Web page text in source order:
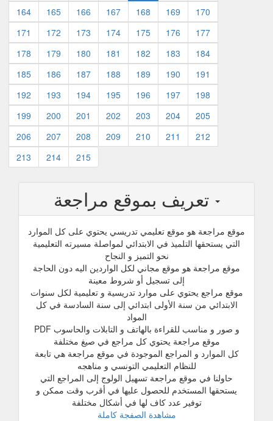
164
165 166 167 168 169
170
171
172 173 174 175 176
177
178
179 180 181 182 183
184
185
186 187 188 189 190
191
192
193 194 195 196 197
198
199
200 201 202 203 204
205
206
207 208 209 210 211
212
213
214 215
تعريف بموقع مراجعة
موقع مراجعة هو موقع تعليمي تدريسي يحتوي على كل الموارد
التي يستحقها التلميذ في الابتدائي لمواصلة مسيرته التعليمية
نحو التميز و النجاح
موقع مراجعة هو موقع مجاني لكل الواردين اليه دون الحاجة
إلى تسجيل أو شروط معينة
موقع مراجع يحتوي على موارد تدريسية و تعليمية لكل سنوات
الابتدائي من سنة الأولى ابتدائي إلى سنة السادسة في كل
المواد
و صور و مناسب للقراءة بالهاتف و التابلات والحاسوب PDF
موقع مراجعة يحتوي كل مراجع في صيغ مختلفة
كل الموارد و المراجع الموجودة في موقع مراجعة هي تابعة
للنظام التعليمي التونسي و مناهجه
حاولنا في موقع مراجعة تسهيل الولوج إلى المراجع التي
يستحقها المستخدم للحصول عليها في أقرب وقت ممكن و
توفير عدد كاف لها في أشكال مختلفة
مشاهدة الصفجة كاملة